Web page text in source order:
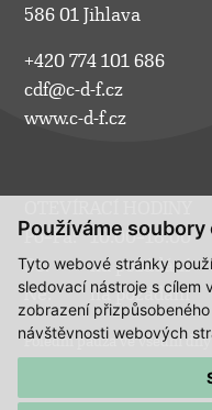
Používáme soubory
Tyto webové stránky
sledovací nástroje s cílem
zobrazení
návštěvnosti webových
586 01 Jihlava
+420 774 101 686
cdf@c-d-f.cz
www.c-d-f.cz
Po–Pá:
10.00–18.00
So:
na požádání
Ne:
na požádání
Polední pauza ve všední